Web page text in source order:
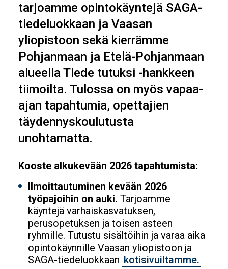
tarjoamme opintokäyntejä SAGA-
tiedeluokkaan ja Vaasan
yliopistoon sekä kierrämme
Pohjanmaan ja Etelä-Pohjanmaan
alueella Tiede tutuksi -hankkeen
tiimoilta. Tulossa on myös vapaa-
ajan tapahtumia, opettajien
täydennyskoulutusta
unohtamatta.
Kooste alkukevään 2026 tapahtumista:
Ilmoittautuminen kevään 2026
työpajoihin on auki. Tarjoamme
käyntejä varhaiskasvatuksen,
perusopetuksen ja toisen asteen
ryhmille. Tutustu sisältöihin ja varaa aika
opintokäynnille Vaasan yliopistoon ja
SAGA-tiedeluokkaan kotisivuiltamme.